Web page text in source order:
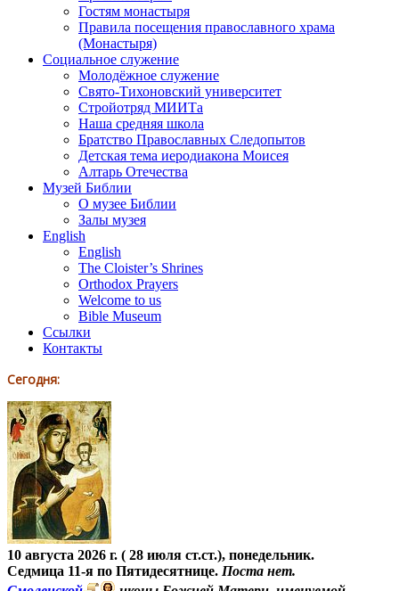
Гостям монастыря
Правила посещения православного храма
(Монастыря)
Социальное служение
Молодёжное служение
Свято-Тихоновский университет
Стройотряд МИИТа
Наша средняя школа
Братство Православных Следопытов
Детская тема иеродиакона Моисея
Алтарь Отечества
Музей Библии
О музее Библии
Залы музея
English
English
The Cloister’s Shrines
Orthodox Prayers
Welcome to us
Bible Museum
Ссылки
Контакты
Сегодня:
10 августа 2026 г. ( 28 июля ст.ст.), понедельник.
Седмица 11-я по Пятидесятнице. Поста нет.